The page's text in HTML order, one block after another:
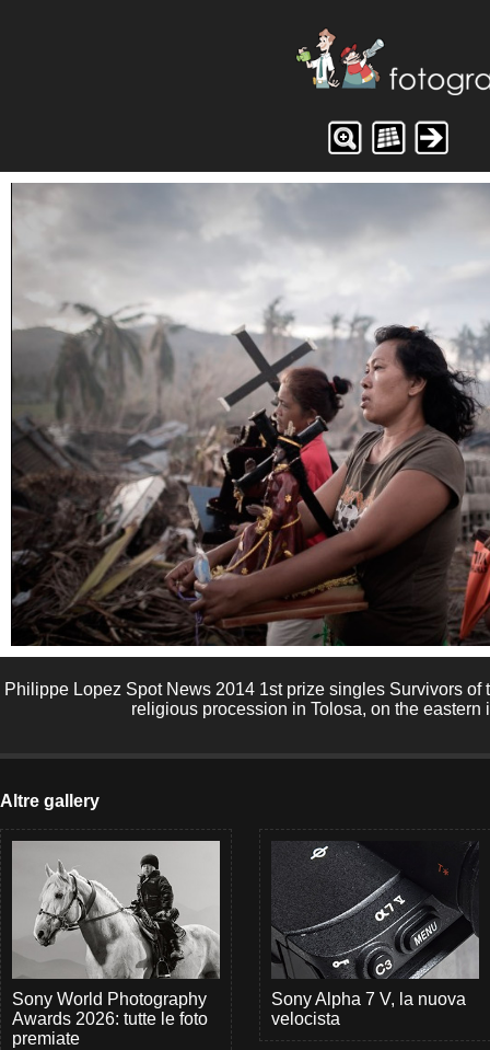
Philippe Lopez Spot News 2014 1st prize singles Survivors of
religious procession in Tolosa, on the eastern
Altre gallery
Sony World Photography
Awards 2026: tutte le foto
premiate
Sony Alpha 7 V, la nuova
velocista